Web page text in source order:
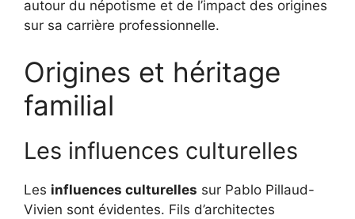
autour du népotisme et de l’impact des origines
sur sa carrière professionnelle.
Origines et héritage
familial
Les influences culturelles
Les influences culturelles sur Pablo Pillaud-
Vivien sont évidentes. Fils d’architectes